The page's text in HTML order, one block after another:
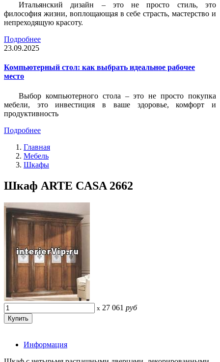
Итальянский дизайн – это не просто стиль, это
философия жизни, воплощающая в себе страсть, мастерство и
непреходящую красоту.
Подробнее
23.09.2025
Компьютерный стол: как выбрать идеальное рабочее
место
Выбор компьютерного стола – это не просто покупка
мебели, это инвестиция в ваше здоровье, комфорт и
продуктивность
Подробнее
Главная
Мебель
Шкафы
Шкаф ARTE CASA 2662
x 27 061 руб
Информация